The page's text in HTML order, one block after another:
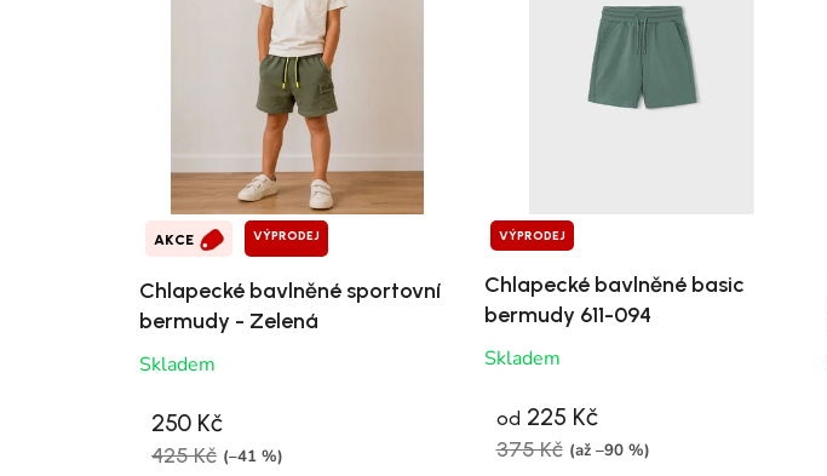
AKCE VÝPRODEJ
Chlapecké bavlněné sportovní
bermudy - Zelená
Skladem
250 Kč
425 Kč (–41 %)
VÝPRODEJ
Chlapecké bavlněné basic
bermudy 611-094
Skladem
od 225 Kč
375 Kč (až –90 %)